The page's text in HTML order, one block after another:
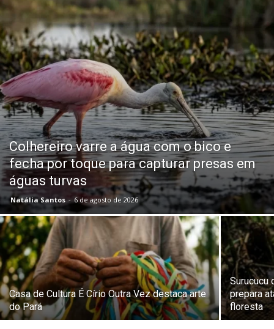
Colhereiro varre a água com o bico e
fecha por toque para capturar presas em
águas turvas
Natália Santos - 6 de agosto de 2026
Casa de Cultura É Círio Outra Vez destaca arte
do Pará
Surucucu
prepara
floresta